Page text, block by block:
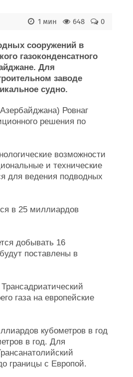
0
648
1 мин
сооружений в
газоконденсатного
Для
заводе
судно.
Ровнаг
решения по
возможности
и технические
для ведения подводных
в 25 миллиардов
добывать 16
поставлены в
газа на европейские
кубометров в год
в год. Для
границы с Европой.